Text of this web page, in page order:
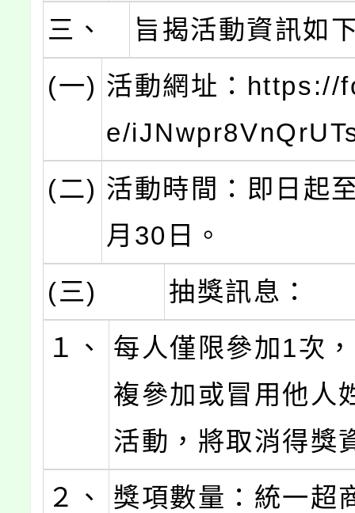
三、
旨揭活動資訊如
(一) 活動網址：https://
e/
(二) 活動時間：即日起
月30日。
(三)
抽獎訊息：
１、
每人僅限參加1次
複參加或冒用他人
活動，將取消得獎
２、
獎項數量：統一超